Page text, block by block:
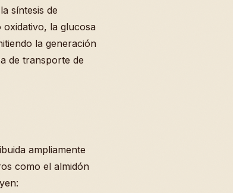
síntesis de
oxidativo, la glucosa
la generación
de transporte de
ampliamente
como el almidón